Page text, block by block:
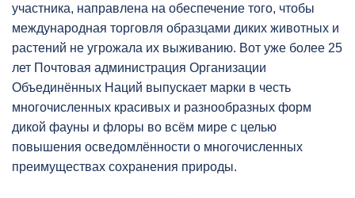
участника, направлена на обеспечение того, чтобы
международная торговля образцами диких животных и
растений не угрожала их выживанию. Вот уже более 25
лет Почтовая администрация Организации
Объединённых Наций выпускает марки в честь
многочисленных красивых и разнообразных форм
дикой фауны и флоры во всём мире с целью
повышения осведомлённости о многочисленных
преимуществах сохранения природы.